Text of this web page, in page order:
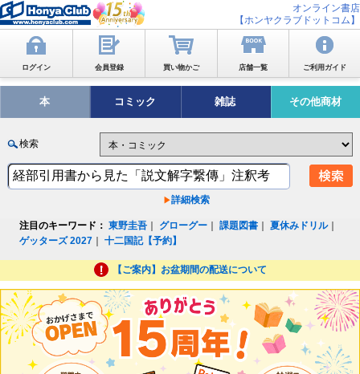
オンライン書店
【ホンヤクラブドットコム】
ログイン 会員登録 買い物かご 店舗一覧 ご利用ガイド
本 コミック 雑誌 その他商材
検索
詳細検索
注目のキーワード： 東野圭吾 グローグー ｜課題図書 ｜夏休みドリル｜
ゲッターズ 2027 ｜十二国記【予約】
【ご案内】お盆期間の配送について